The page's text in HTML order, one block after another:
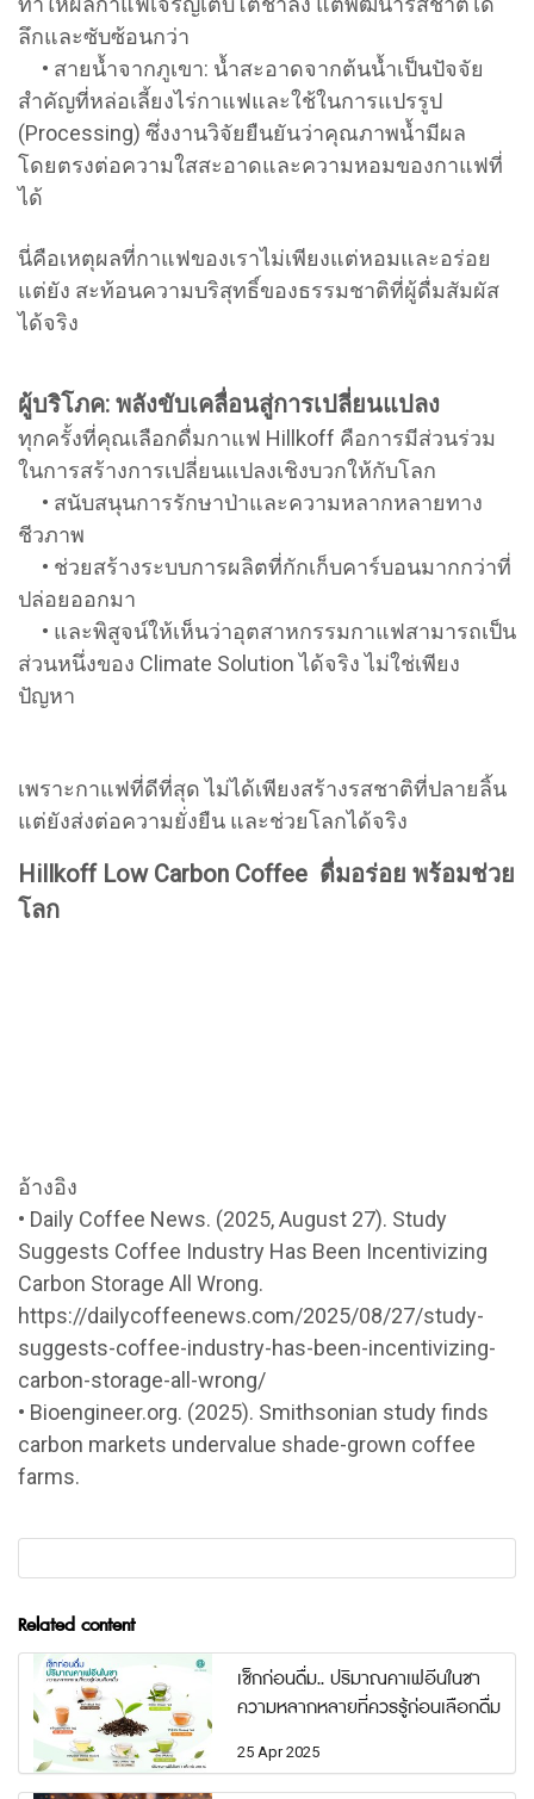
ลึกและซับซ้อนกว่า
• สายน้ำจากภูเขา: น้ำสะอาดจากต้นน้ำเป็นปัจจัย
สำคัญที่หล่อเลี้ยงไร่กาแฟและใช้ในการแปรรูป
(Processing) ซึ่งงานวิจัยยืนยันว่าคุณภาพน้ำมีผล
โดยตรงต่อความใสสะอาดและความหอมของกาแฟที่
ได้
นี่คือเหตุผลที่กาแฟของเราไม่เพียงแต่หอมและอร่อย
แต่ยัง สะท้อนความบริสุทธิ์ของธรรมชาติที่ผู้ดื่มสัมผัส
ได้จริง
ผู้บริโภค: พลังขับเคลื่อนสู่การเปลี่ยนแปลง
ทุกครั้งที่คุณเลือกดื่มกาแฟ Hillkoff คือการมีส่วนร่วม
ในการสร้างการเปลี่ยนแปลงเชิงบวกให้กับโลก
• สนับสนุนการรักษาป่าและความหลากหลายทาง
ชีวภาพ
• ช่วยสร้างระบบการผลิตที่กักเก็บคาร์บอนมากกว่าที่
ปล่อยออกมา
• และพิสูจน์ให้เห็นว่าอุตสาหกรรมกาแฟสามารถเป็น
ส่วนหนึ่งของ Climate Solution ได้จริง ไม่ใช่เพียง
ปัญหา
เพราะกาแฟที่ดีที่สุด ไม่ได้เพียงสร้างรสชาติที่ปลายลิ้น
แต่ยังส่งต่อความยั่งยืน และช่วยโลกได้จริง
Hillkoff Low Carbon Coffee ดื่มอร่อย พร้อมช่วย
โลก
อ้างอิง
• Daily Coffee News. (2025, August 27). Study
Suggests Coffee Industry Has Been Incentivizing
Carbon Storage All Wrong.
https://dailycoffeenews.com/2025/08/27/study-
suggests-coffee-industry-has-been-incentivizing-
carbon-storage-all-wrong/
• Bioengineer.org. (2025). Smithsonian study finds
carbon markets undervalue shade-grown coffee
farms.
Related content
เช็กก่อนดื่ม.. ปริมาณคาเฟอีนในชา
ความหลากหลายที่ควรรู้ก่อนเลือกดื่ม
25 Apr 2025